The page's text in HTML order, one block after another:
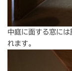
中庭に面する窓に
れます。